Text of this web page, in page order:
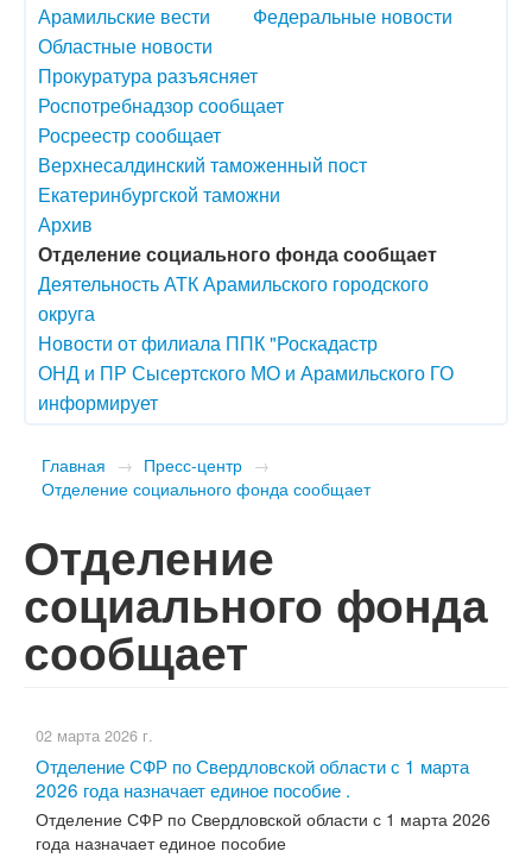
Арамильские вести
Федеральные новости
Областные новости
Прокуратура разъясняет
Роспотребнадзор сообщает
Росреестр сообщает
Верхнесалдинский таможенный пост
Екатеринбургской таможни
Архив
Отделение социального фонда сообщает
Деятельность АТК Арамильского городского
округа
Новости от филиала ППК "Роскадастр
ОНД и ПР Сысертского МО и Арамильского ГО
информирует
Главная → Пресс-центр →
Отделение социального фонда сообщает
Отделение
социального фонда
сообщает
02 марта 2026 г.
Отделение СФР по Свердловской области с 1 марта
2026 года назначает единое пособие .
Отделение СФР по Свердловской области с 1 марта 2026
года назначает единое пособие